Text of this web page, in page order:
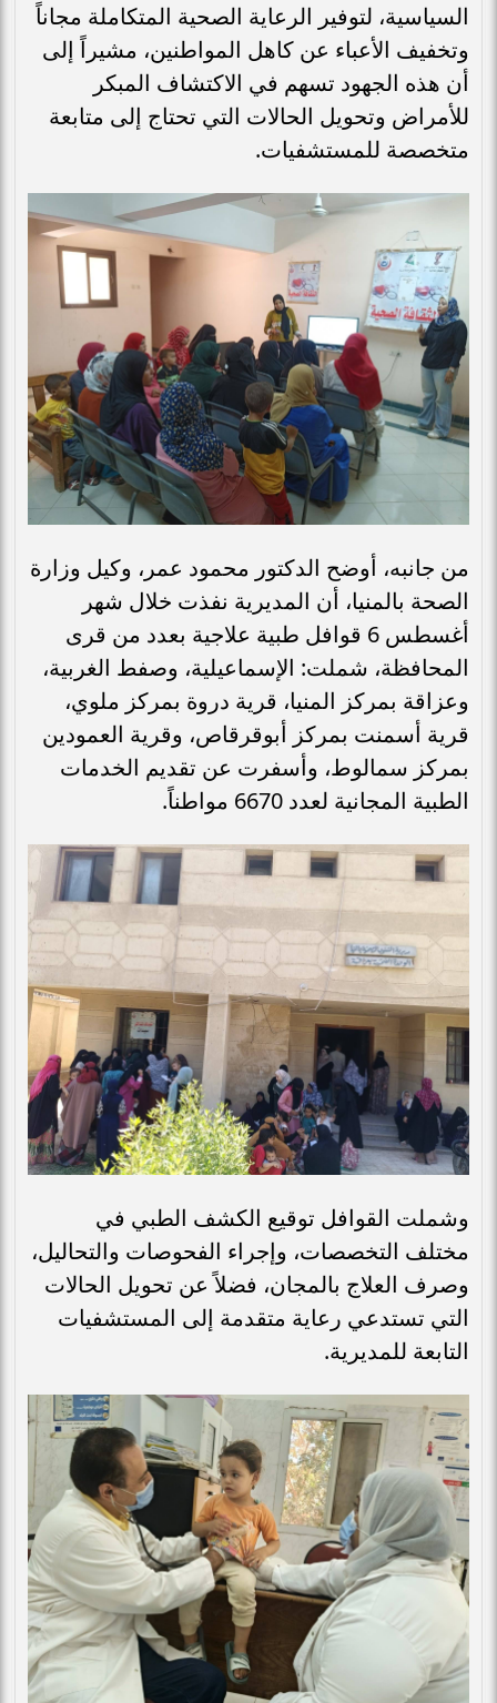
السياسية، لتوفير الرعاية الصحية المتكاملة مجاناً
وتخفيف الأعباء عن كاهل المواطنين، مشيراً إلى
أن هذه الجهود تسهم في الاكتشاف المبكر
للأمراض وتحويل الحالات التي تحتاج إلى متابعة
متخصصة للمستشفيات.
من جانبه، أوضح الدكتور محمود عمر، وكيل وزارة
الصحة بالمنيا، أن المديرية نفذت خلال شهر
أغسطس 6 قوافل طبية علاجية بعدد من قرى
المحافظة، شملت: الإسماعيلية، وصفط الغربية،
وعزاقة بمركز المنيا، قرية دروة بمركز ملوي،
قرية أسمنت بمركز أبوقرقاص، وقرية العمودين
بمركز سمالوط، وأسفرت عن تقديم الخدمات
الطبية المجانية لعدد 6670 مواطناً.
وشملت القوافل توقيع الكشف الطبي في
مختلف التخصصات، وإجراء الفحوصات والتحاليل،
وصرف العلاج بالمجان، فضلاً عن تحويل الحالات
التي تستدعي رعاية متقدمة إلى المستشفيات
التابعة للمديرية.